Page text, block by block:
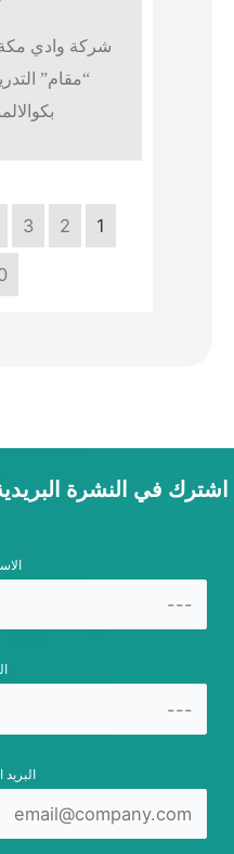
شركة وادي مكة
“مقام”
1
2
3
اشترك في النشرة
البريد